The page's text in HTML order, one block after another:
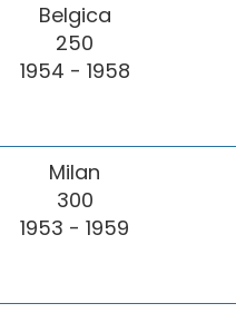
Belgica
250
1954 - 1958
Milan
300
1953 - 1959